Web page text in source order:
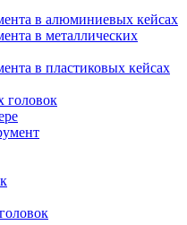
в алюминиевых кейсах
в металлических
в пластиковых кейсах
головок